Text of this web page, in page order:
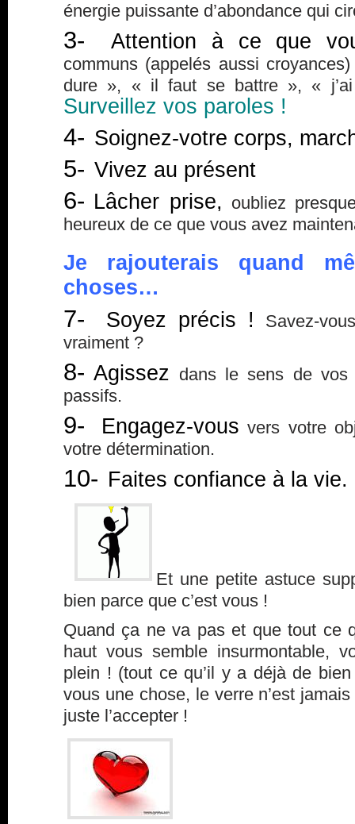
énergie puissante d’abondance qui
3- Attention à ce que
communs (appelés aussi
dure », « il faut se battre », «
Surveillez vos paroles !
4- Soignez-votre corps,
5- Vivez au présent
6- Lâcher prise, oubliez
heureux de ce que vous avez
Je rajouterais quand
choses…
7- Soyez précis !
Savez-
vraiment ?
8- Agissez dans le sens de vos
passifs.
9- Engagez-vous vers votre
votre détermination.
10- Faites confiance à la vie.
Et une petite astuce
bien parce que c’est vous !
Quand ça ne va pas et que tout ce
haut vous semble insurmontable,
plein ! (tout ce qu’il y a déjà de
vous une chose, le verre n’est
juste l’accepter !